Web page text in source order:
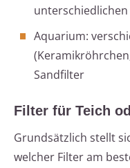
Aquarium:
Sandfilter
Filter für Teich
Grundsätzlich stellt
welcher Filter am